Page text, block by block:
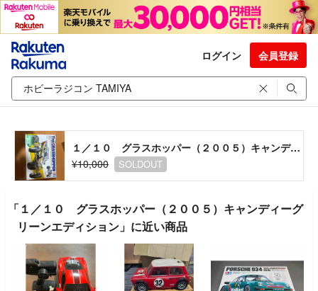
ログイン 会員登録
１／１０ グラスホッパー（２００５）キャンディーグリーンエディション
¥10,000
SOLDOUT
「１／１０ グラスホッパー（２００５）キャンディーグ
リーンエディション」に近い商品